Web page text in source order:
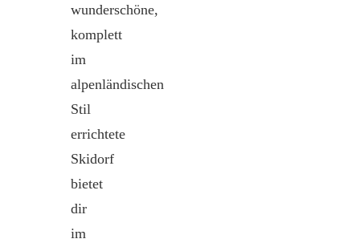
wunderschöne,
komplett
im
alpenländischen
Stil
errichtete
Skidorf
bietet
dir
im